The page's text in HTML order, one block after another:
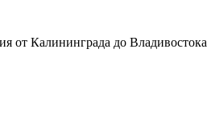
от Калининграда до Владивостока